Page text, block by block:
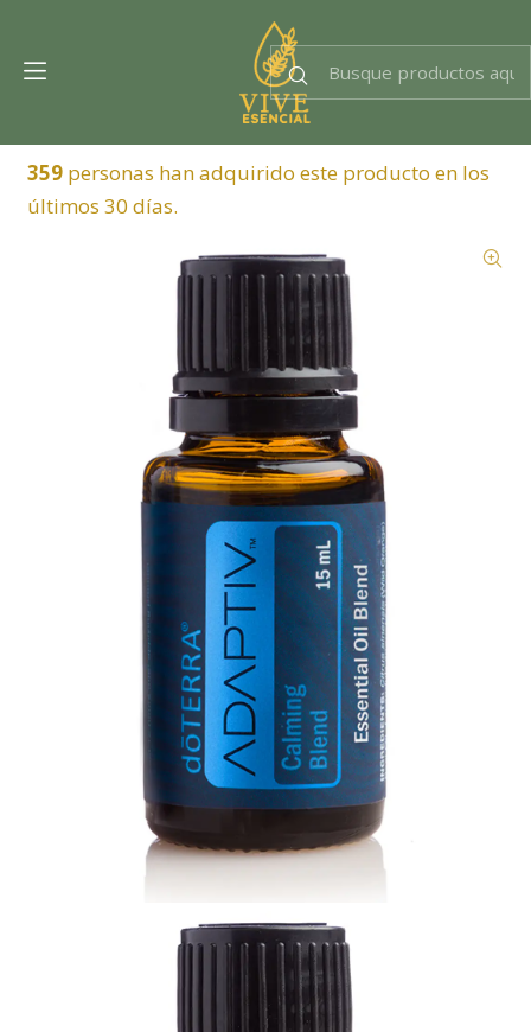
359personas han adquirido este producto en los
últimos 30 días.
Dra. EsencIAl
Experta en bienestar